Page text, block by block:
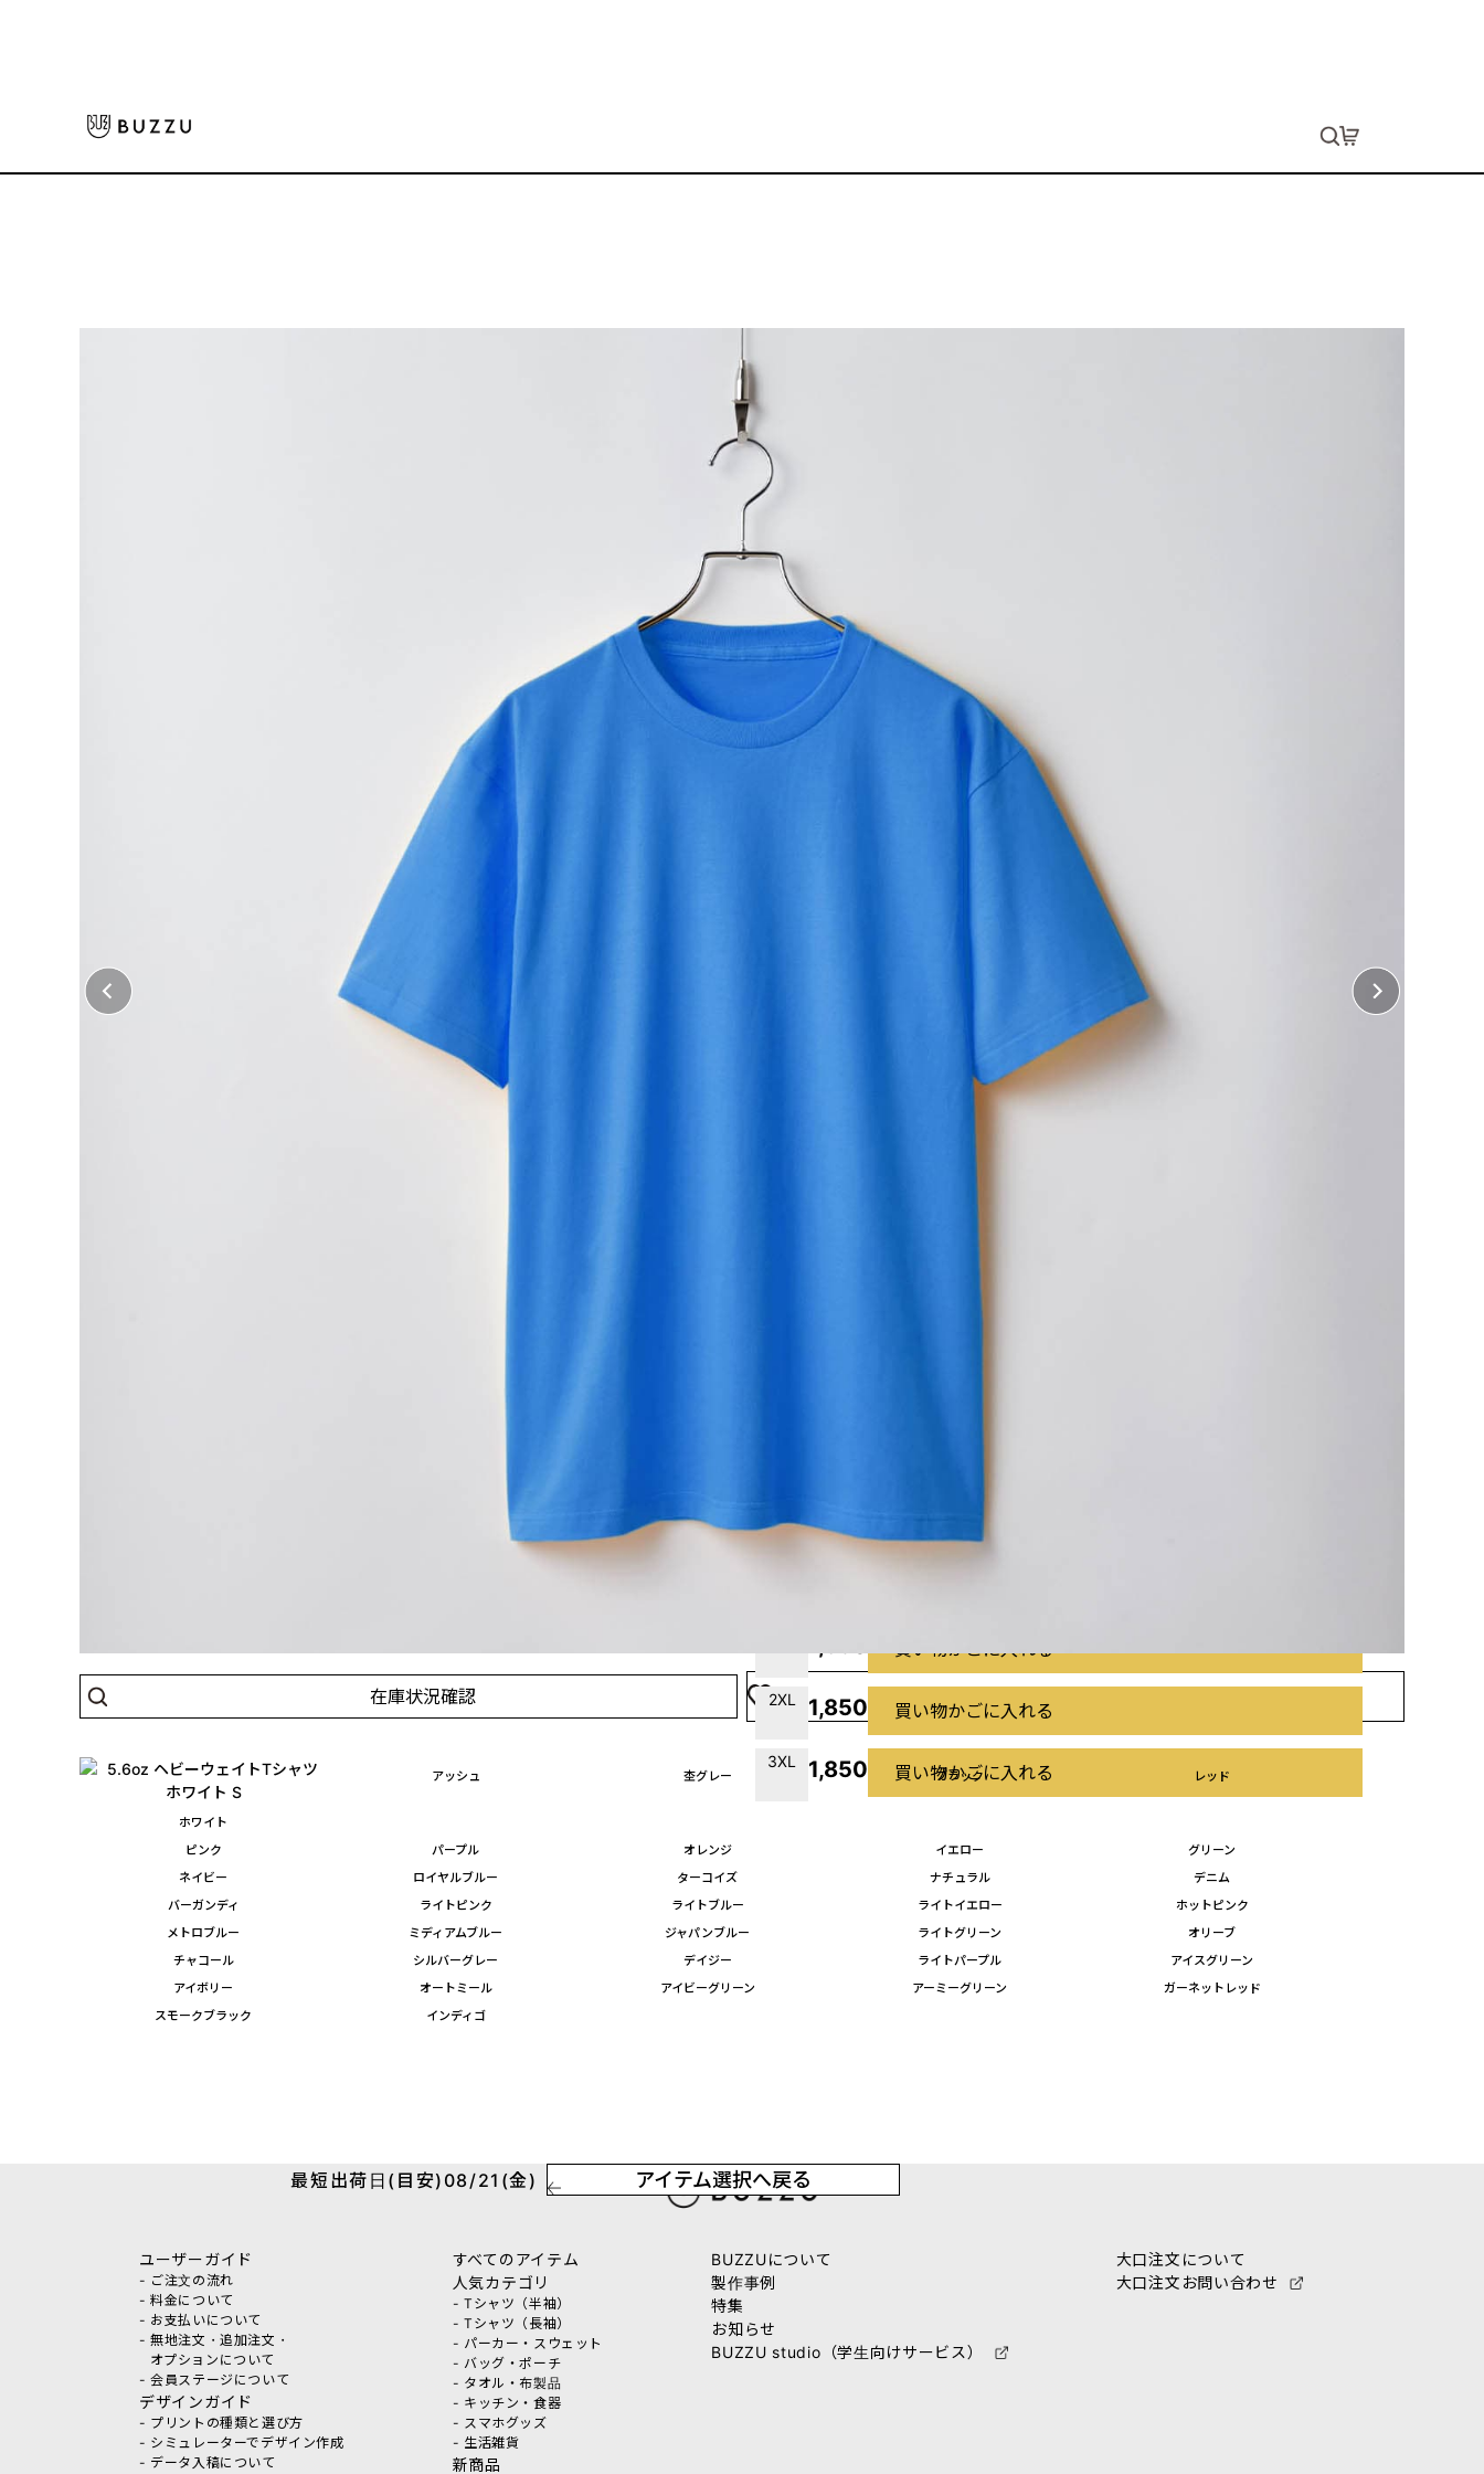
Tシャツ（半袖）
在庫状況確認
ホワイト
アッシュ 杢グレー ブラック レッド
ピンク パープル オレンジ イエロー
グリーン
ネイビー
ロイヤルブルー ターコイズ ナチュラル
デニム
バーガンディ
ライトピンク ライトブルー ライトイエロー
ホットピンク
メトロブルー
ミディアムブルー ジャパンブルー ライトグリーン
オリーブ
チャコール
シルバーグレー デイジー ライトパープル
アイスグリーン
アイボリー
オートミール アイビーグリーン アーミーグリーン
ガーネットレッド
スモークブラック
インディゴ
5.6oz ヘビーウェイトTシャツ
¥1,650～
どんな服装にも合わせやすい、ヘビーウェイトＴシャツ。
安心の品質が長く愛され続ける理由です。
ほど良い生地の厚みと、左右両肩ラインから首後ろまでテープ処理を施すことで、型
崩れを防ぎ、高耐久性を実現します。スポーツの練習着や飲食店のユニフォームな
ど、洗濯機会の多いシーンで特に活躍します。
※ユニセックス
同シリーズのレディース向けはこちら
※こちらは無地商品です。プリント加工は含まれておりません。
・ 左胸、右胸、左袖、右袖、襟下
横10cm×縦10cm
・ 胸中央、背中中央
横32cm×縦15cm（インクジェット、ホワイトインク
ジェットのみ）
・ 後裾
1,650
買い物かごに入れる
2XL 1,850 買い物かごに入れる
3XL 1,850 買い物かごに入れる
最短出荷日(目安)08/21(金) アイテム選択へ戻る
ユーザーガイド
- ご注文の流れ
- 料金について
- お支払いについて
- 無地注文・追加注文・
オプションについて
- 会員ステージについて
デザインガイド
- プリントの種類と選び方
- シミュレーターでデザイン作成
- データ入稿について
すべてのアイテム
人気カテゴリ
- Tシャツ（半袖）
- Tシャツ（長袖）
- パーカー・スウェット
- バッグ・ポーチ
- タオル・布製品
- キッチン・食器
- スマホグッズ
- 生活雑貨
新商品
BUZZUについて
製作事例
特集
お知らせ
BUZZU studio（学生向けサービス）
大口注文について
大口注文お問い合わせ